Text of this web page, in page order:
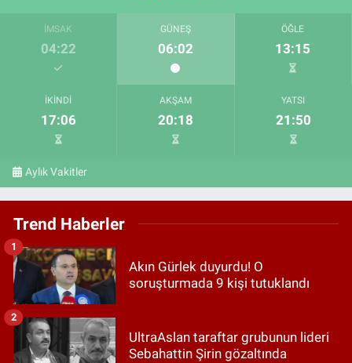
İMSAK
04:22
GÜNEŞ
06:02
ÖĞLE
13:15
İKINDI
17:06
AKŞAM
20:18
YATSI
21:50
Aylık Vakitler
Trend Haberler
Akın Gürlek duyurdu! O
soruşturmada 9 kişi tutuklandı
1
UltraAslan taraftar grubunun lideri
Sebahattin Şirin gözaltında
2